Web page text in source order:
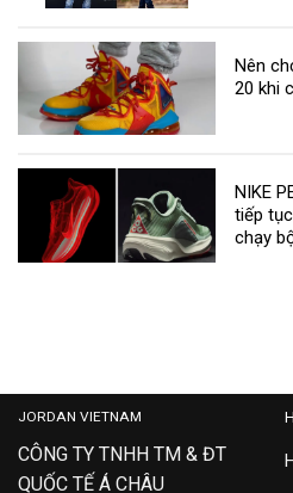
Nên
20 khi
NIKE
tiếp
chạy
JORDAN VIETNAM
CÔNG TY TNHH TM & ĐT
QUỐC TẾ Á CHÂU